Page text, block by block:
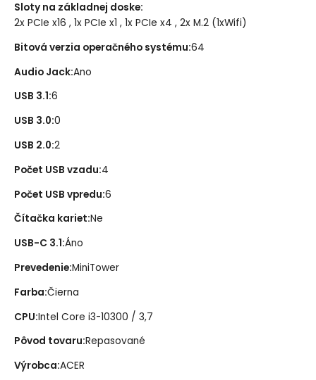
Sloty na základnej doske:
2x PCIe x16 , 1x PCIe x1 , 1x PCIe x4 , 2x M.2 (1xWifi)
Bitová verzia operačného systému:64
Audio Jack:Ano
USB 3.1:6
USB 3.0:0
USB 2.0:2
Počet USB vzadu:4
Počet USB vpredu:6
Čítačka kariet:Ne
USB-C 3.1:Áno
Prevedenie:MiniTower
Farba:Čierna
CPU:Intel Core i3-10300 / 3,7
Pôvod tovaru:Repasované
Výrobca:ACER